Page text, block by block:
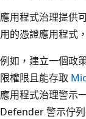
應用程式治理提供
用的憑證應用程式
例如，建立一個政
限權限且能存取
應用程式治理警示
Defender 警示佇